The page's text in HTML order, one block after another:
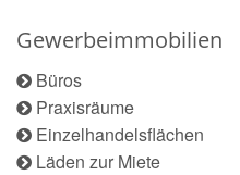
Gewerbeimmobilien
Büros
Praxisräume
Einzelhandelsflächen
Läden zur Miete